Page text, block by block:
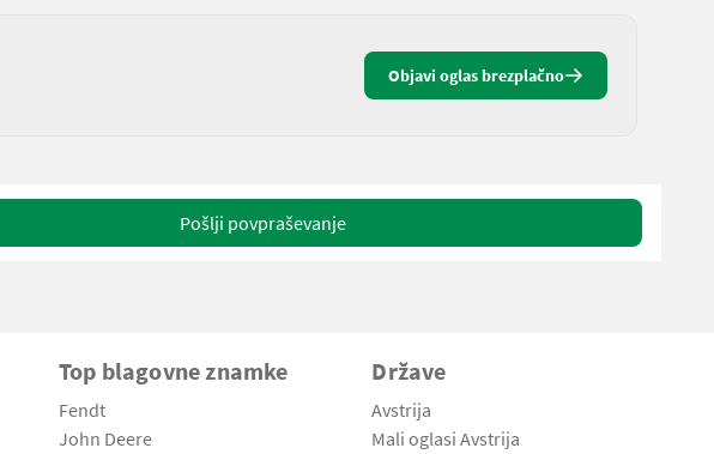
Objavi oglas brezplačno
Pošlji povpraševanje
Top blagovne znamke
Fendt
John Deere
Države
Avstrija
Mali oglasi Avstrija